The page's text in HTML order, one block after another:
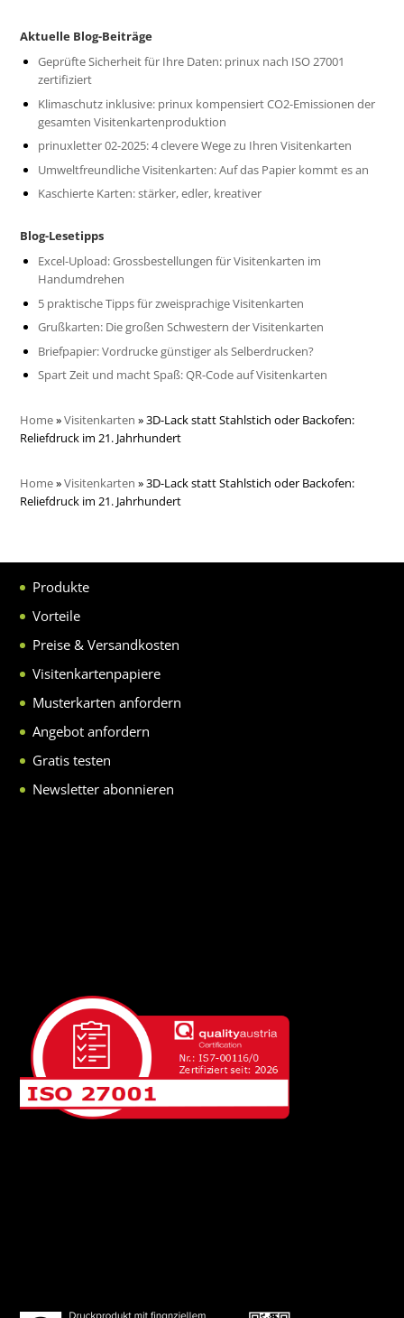
Aktuelle Blog-Beiträge
Geprüfte Sicherheit für Ihre Daten: prinux nach ISO 27001
zertifiziert
Klimaschutz inklusive: prinux kompensiert CO2-Emissionen der
gesamten Visitenkartenproduktion
prinuxletter 02-2025: 4 clevere Wege zu Ihren Visitenkarten
Umweltfreundliche Visitenkarten: Auf das Papier kommt es an
Kaschierte Karten: stärker, edler, kreativer
Blog-Lesetipps
Excel-Upload: Grossbestellungen für Visitenkarten im
Handumdrehen
5 praktische Tipps für zweisprachige Visitenkarten
Grußkarten: Die großen Schwestern der Visitenkarten
Briefpapier: Vordrucke günstiger als Selberdrucken?
Spart Zeit und macht Spaß: QR-Code auf Visitenkarten
Home»Visitenkarten »3D-Lack statt Stahlstich oder Backofen:
Reliefdruck im 21. Jahrhundert
Home»Visitenkarten »3D-Lack statt Stahlstich oder Backofen:
Reliefdruck im 21. Jahrhundert
Produkte
Vorteile
Preise & Versandkosten
Visitenkartenpapiere
Musterkarten anfordern
Angebot anfordern
Gratis testen
Newsletter abonnieren